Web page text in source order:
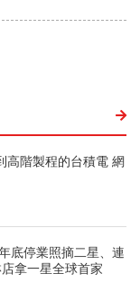
高階製程的台積電 網
底停業照摘二星、連
拿一星全球首家